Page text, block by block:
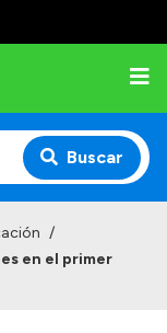
Buscar
/
en el primer